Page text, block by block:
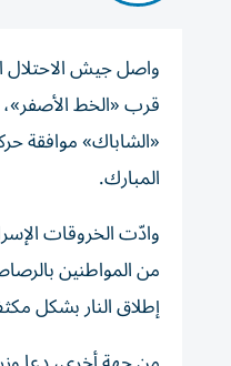
واصل جيش الاحتلال
قرب «الخط الأصفر»،
المبارك.
وادّت الخروقات
من المواطنين
إطلاق النار بشكل